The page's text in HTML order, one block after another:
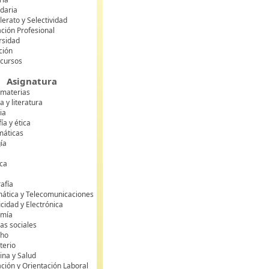
y Selectividad
Profesional
Asignatura
y literatura
y ética
y Telecomunicaciones
y Electrónica
sociales
y Salud
y Orientación Laboral